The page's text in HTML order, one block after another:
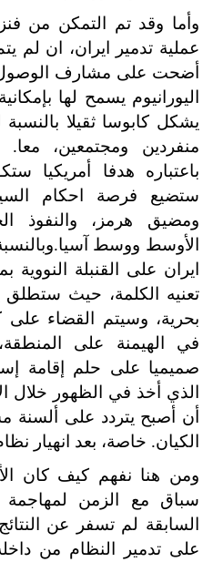
وأما وقد تم التمكن من
عملية تدمير ايران، ان لم
أضحت على مشارف
اليورانيوم يسمح لها
يشكل كابوسا ثقيلا
منفردين ومجتمعين،
باعتباره هدفا أمريكيا
ستضيع فرصة احكام
ومضيق هرمز، والنفوذ
الأوسط ووسط
ايران على القنبلة
تعنيه الكلمة، حيث ستطلق
بحرية، وسيتم القضاء
في الهيمنة على
صميميا على حلم إقامة
الذي أخذ في الظهور خلال
أن أصبح يتردد على
الكيان. خاصة، بعد انهيار
ومن هنا نفهم كيف كان
سباق مع الزمن لمهاجمة
السابقة لم تسفر عن
على تدمير النظام من